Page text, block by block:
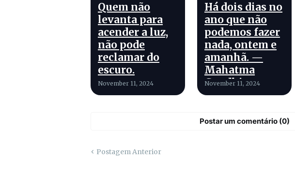
Quem não
levanta para
acender a luz,
não pode
reclamar do
escuro.
November 11, 2024
Há dois dias no
ano que não
podemos fazer
nada, ontem e
amanhã. —
Mahatma
Gandhi
November 11, 2024
Postar um comentário (0)
Postagem Anterior